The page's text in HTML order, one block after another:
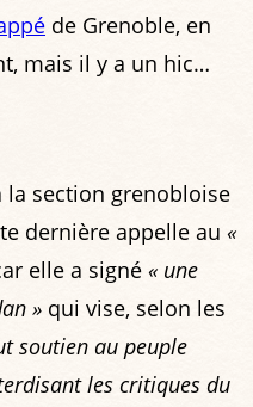
de Grenoble, en
mais il y a un hic…
la section grenobloise
dernière appelle au «
elle a signé « une
» qui vise, selon les
soutien au peuple
les critiques du